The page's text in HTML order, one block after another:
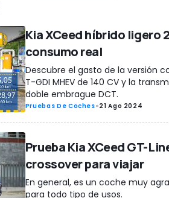
Kia XCeed híbrido ligero
consumo real
Descubre el gasto de la versión
T-GDI MHEV de 140 CV y la
doble embrague DCT.
Pruebas De Coches-21 Ago 2024
Prueba Kia XCeed GT-
crossover para viajar
En general, es un coche muy
para todo tipo de usos.